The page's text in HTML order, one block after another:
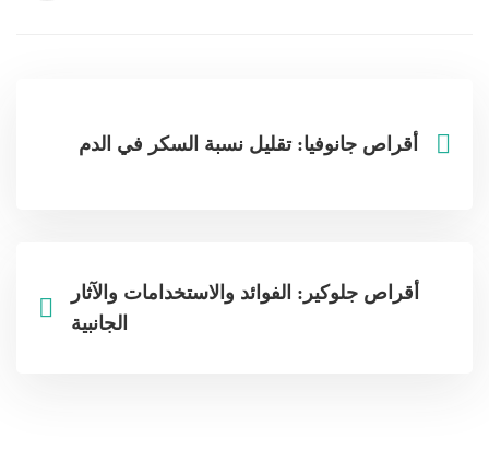
أقراص جانوفيا: تقليل نسبة السكر في الدم
أقراص جلوكير: الفوائد والاستخدامات والآثار
الجانبية